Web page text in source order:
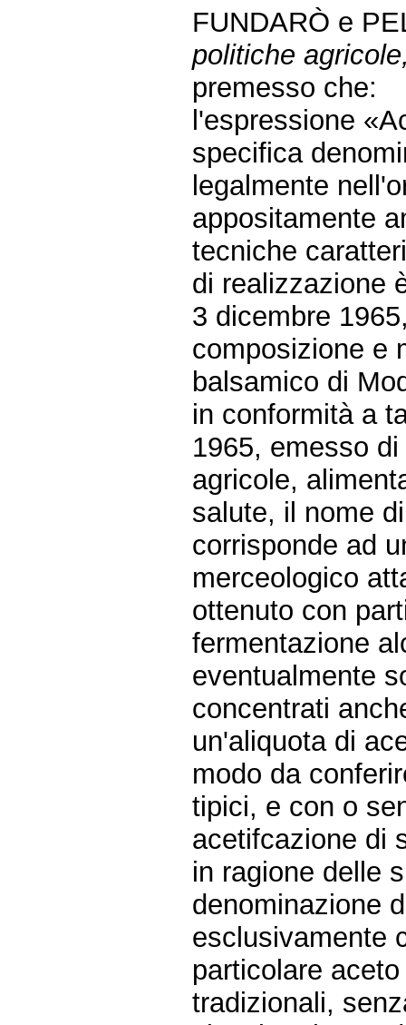
FUNDARÒ e
politiche
premesso che:
l'espressione
specifica
legalmente
appositamente
tecniche
di realizzazione
3 dicembre
composizione e
balsamico di
in conformità a
1965, emesso
agricole,
salute, il nome
corrisponde ad
merceologico
ottenuto con
fermentazione
eventualmente
concentrati
un'aliquota di
modo da
tipici, e con o
acetifcazione di
in ragione delle
denominazione
esclusivamente
particolare
tradizionali,